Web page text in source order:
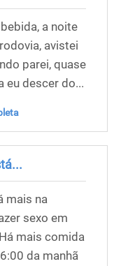
a noite
avistei
parei, quase
eu descer do...
mais na
sexo em
mais comida
da manhã